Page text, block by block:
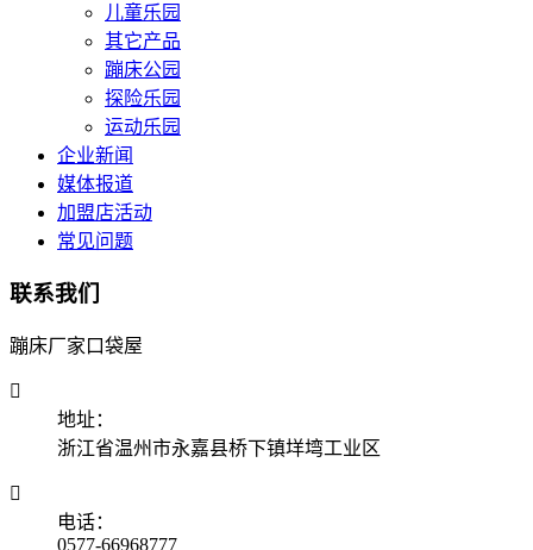
儿童乐园
其它产品
蹦床公园
探险乐园
运动乐园
企业新闻
媒体报道
加盟店活动
常见问题
联系我们
蹦床厂家口袋屋

地址：
浙江省温州市永嘉县桥下镇垟塆工业区

电话：
0577-66968777